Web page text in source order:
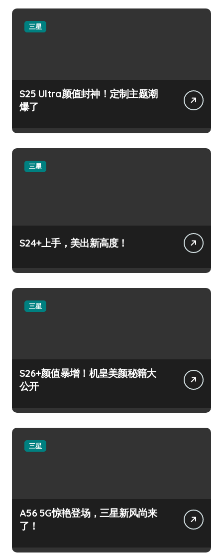
三星
S25 Ultra颜值封神！定制主题潮
爆了
三星
S24+上手，美出新高度！
三星
S26+颜值暴增！机皇美颜秘籍大
公开
三星
A56 5G惊艳登场，三星新风尚来
了！